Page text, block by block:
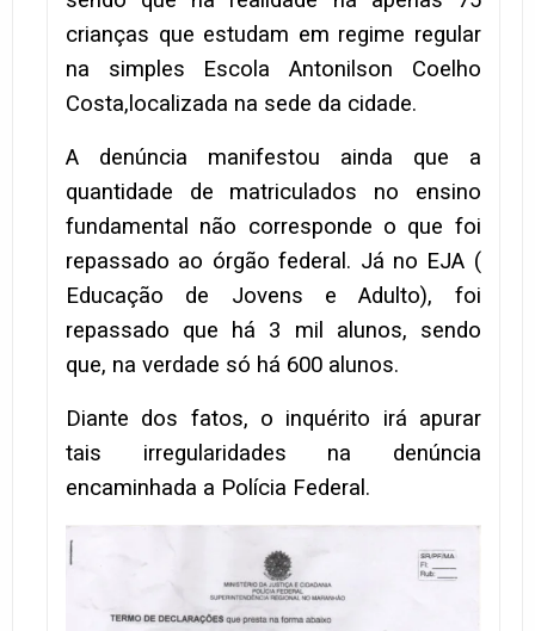
crianças que estudam em regime regular
na simples Escola Antonilson Coelho
Costa,localizada na sede da cidade.
A denúncia manifestou ainda que a
quantidade de matriculados no ensino
fundamental não corresponde o que foi
repassado ao órgão federal. Já no EJA (
Educação de Jovens e Adulto), foi
repassado que há 3 mil alunos, sendo
que, na verdade só há 600 alunos.
Diante dos fatos, o inquérito irá apurar
tais irregularidades na denúncia
encaminhada a Polícia Federal.